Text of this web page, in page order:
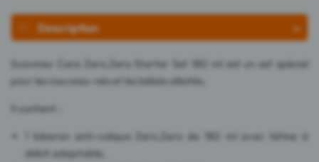
Description
Suavinex Care Zero.Zero Starter Set 180 ml est un set spécial
pour les nouveau-nés et les bébés allaités.
Il contient :
1 biberon anti-colique Zero.Zero de 180 ml avec tétine à
débit adaptable,